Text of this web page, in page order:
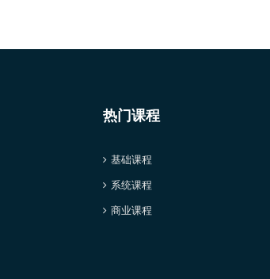
热门课程
基础课程
系统课程
商业课程